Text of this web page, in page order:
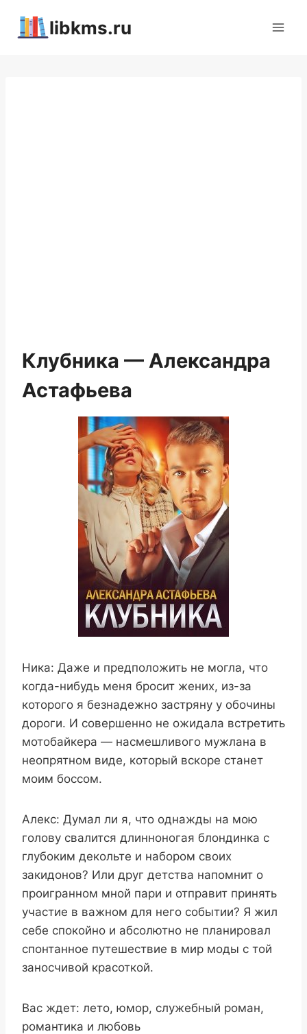
libkms.ru
Клубника — Александра
Астафьева
Ника: Даже и предположить не могла, что
когда-нибудь меня бросит жених, из-за
которого я безнадежно застряну у обочины
дороги. И совершенно не ожидала встретить
мотобайкера — насмешливого мужлана в
неопрятном виде, который вскоре станет
моим боссом.
Алекс: Думал ли я, что однажды на мою
голову свалится длинноногая блондинка с
глубоким декольте и набором своих
закидонов? Или друг детства напомнит о
проигранном мной пари и отправит принять
участие в важном для него событии? Я жил
себе спокойно и абсолютно не планировал
спонтанное путешествие в мир моды с той
заносчивой красоткой.
Вас ждет: лето, юмор, служебный роман,
романтика и любовь